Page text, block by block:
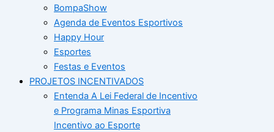
BompaShow
Agenda de Eventos Esportivos
Happy Hour
Esportes
Festas e Eventos
PROJETOS INCENTIVADOS
Entenda A Lei Federal de Incentivo
e Programa Minas Esportiva
Incentivo ao Esporte